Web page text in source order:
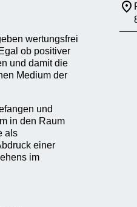
wertungsfrei
ob positiver
und damit die
Medium der
und
in den Raum
als
einer
im